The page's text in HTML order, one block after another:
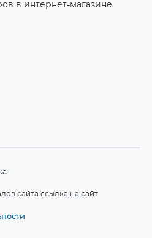
в интернет-магазине
сайта ссылка на сайт